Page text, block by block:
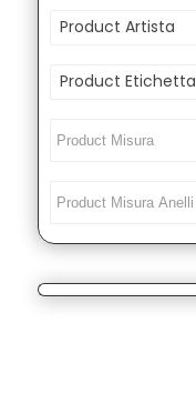
Product Artista
Product Etichetta